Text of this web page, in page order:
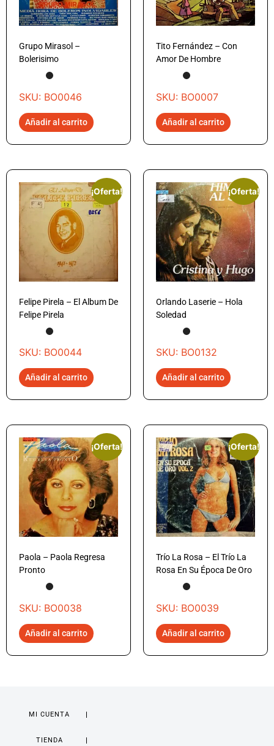
Grupo Mirasol –
Bolerisimo
SKU: BO0046
Añadir al carrito
Tito Fernández – Con
Amor De Hombre
SKU: BO0007
Añadir al carrito
¡Oferta!
Felipe Pirela – El Album De
Felipe Pirela
SKU: BO0044
Añadir al carrito
¡Oferta!
Orlando Laserie – Hola
Soledad
SKU: BO0132
Añadir al carrito
¡Oferta!
Paola – Paola Regresa
Pronto
SKU: BO0038
Añadir al carrito
¡Oferta!
Trío La Rosa – El Trío La
Rosa En Su Época De Oro
SKU: BO0039
Añadir al carrito
MI CUENTA
TIENDA